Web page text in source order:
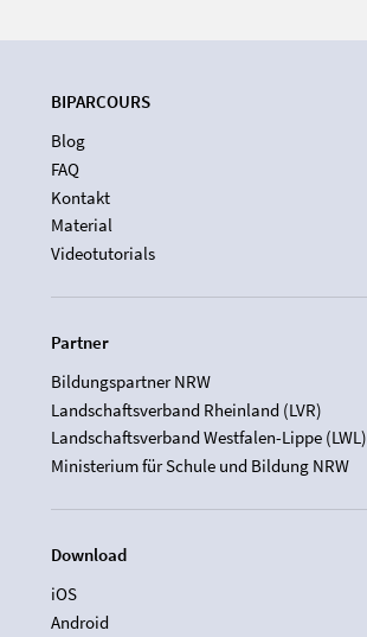
BIPARCOURS
Blog
FAQ
Kontakt
Material
Videotutorials
Partner
Bildungspartner NRW
Landschaftsverband Rheinland (LVR)
Landschaftsverband Westfalen-Lippe (LWL)
Ministerium für Schule und Bildung NRW
Download
iOS
Android